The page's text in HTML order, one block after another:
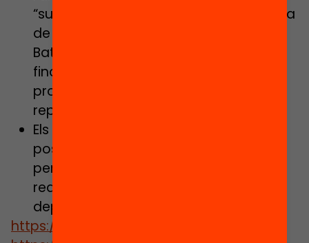
“suprimir les PAU i definir un nou sistema
de qualificació competencial del
Batxillerat, acabant amb la visió
finalista dels exàmens, i treballar en
propostes més agosarades per
repensar l’educació postobligatòria”.
Els centres d’Els Futurs de l’Educació es
posen a disposició de l’Administració
per treballar proactivament per fer
realitat aquest canvi, a partir
depropostes concretes
https://elsfutursdeleducacio.cat/